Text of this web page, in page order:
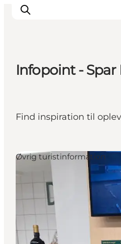
Det sker
Overnatning
Booking
Infopoint -
Find inspiration til
Øvrig turistinformation